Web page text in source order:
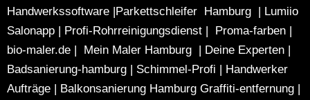
Handwerkssoftware |Parkettschleifer Hamburg | Lumiio
Salonapp | Profi-Rohrreinigungsdienst | Proma-farben |
bio-maler.de | Mein Maler Hamburg | Deine Experten |
Badsanierung-hamburg | Schimmel-Profi | Handwerker
Aufträge | Balkonsanierung Hamburg Graffiti-entfernung |